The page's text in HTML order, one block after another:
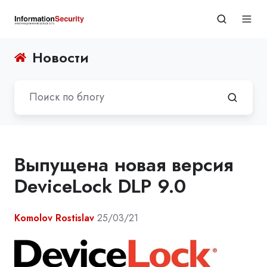
Новости
Выпущена новая версия
DeviceLock DLP 9.0
Komolov Rostislav 25/03/21